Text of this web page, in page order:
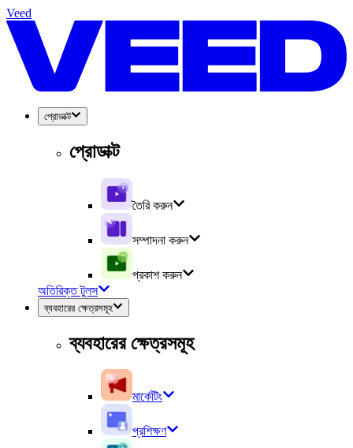
Veed
প্রোডাক্ট
প্রোডাক্ট
তৈরি করুন
সম্পাদনা করুন
প্রকাশ করুন
অতিরিক্ত টুলস
ব্যবহারের ক্ষেত্রসমূহ
ব্যবহারের ক্ষেত্রসমূহ
মার্কেটিং
প্রশিক্ষণ